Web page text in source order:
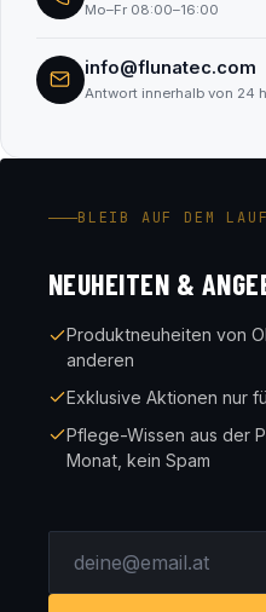
Mo–Fr 08:00–16:00
info@flunatec.com
Antwort innerhalb von 24
BLEIB AUF DEM
NEUHEITEN &
Produktneuheiten von
anderen
Exklusive Aktionen nur
Pflege-Wissen aus der
Monat, kein Spam